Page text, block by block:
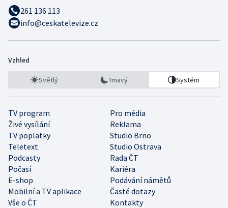
261 136 113
info@ceskatelevize.cz
Vzhled
Světlý Tmavý Systém
TV program
Pro média
Živé vysílání
Reklama
TV poplatky
Studio Brno
Teletext
Studio Ostrava
Podcasty
Rada ČT
Počasí
Kariéra
E-shop
Podávání námětů
Mobilní a TV aplikace
Časté dotazy
Vše o ČT
Kontakty